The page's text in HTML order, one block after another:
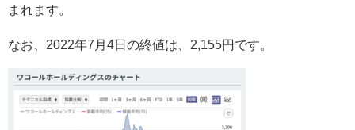
まれます。
なお、2022年7月4日の終値は、2,155円です。